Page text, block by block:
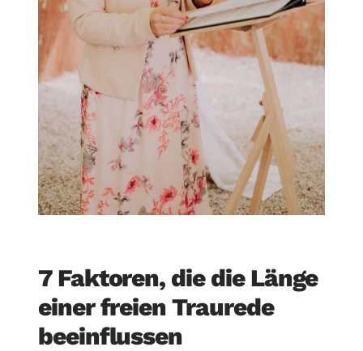
7 Faktoren, die die Länge
einer freien Traurede
beeinflussen